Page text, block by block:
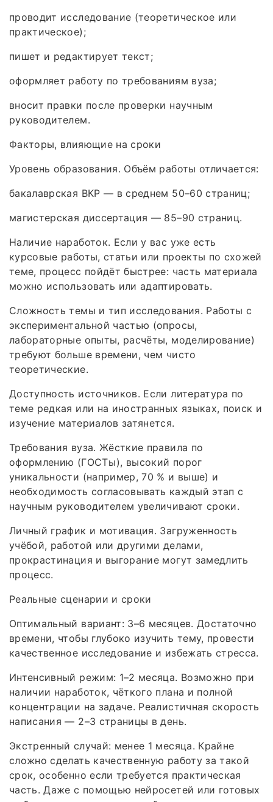
проводит исследование (теоретическое или
практическое);
пишет и редактирует текст;
оформляет работу по требованиям вуза;
вносит правки после проверки научным
руководителем.
Факторы, влияющие на сроки
Уровень образования. Объём работы отличается:
бакалаврская ВКР — в среднем 50–60 страниц;
магистерская диссертация — 85–90 страниц.
Наличие наработок. Если у вас уже есть
курсовые работы, статьи или проекты по схожей
теме, процесс пойдёт быстрее: часть материала
можно использовать или адаптировать.
Сложность темы и тип исследования. Работы с
экспериментальной частью (опросы,
лабораторные опыты, расчёты, моделирование)
требуют больше времени, чем чисто
теоретические.
Доступность источников. Если литература по
теме редкая или на иностранных языках, поиск и
изучение материалов затянется.
Требования вуза. Жёсткие правила по
оформлению (ГОСТы), высокий порог
уникальности (например, 70 % и выше) и
необходимость согласовывать каждый этап с
научным руководителем увеличивают сроки.
Личный график и мотивация. Загруженность
учёбой, работой или другими делами,
прокрастинация и выгорание могут замедлить
процесс.
Реальные сценарии и сроки
Оптимальный вариант: 3–6 месяцев. Достаточно
времени, чтобы глубоко изучить тему, провести
качественное исследование и избежать стресса.
Интенсивный режим: 1–2 месяца. Возможно при
наличии наработок, чёткого плана и полной
концентрации на задаче. Реалистичная скорость
написания — 2–3 страницы в день.
Экстренный случай: менее 1 месяца. Крайне
сложно сделать качественную работу за такой
срок, особенно если требуется практическая
часть. Даже с помощью нейросетей или готовых